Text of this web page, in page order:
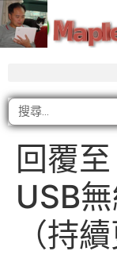
回覆
USB
（持